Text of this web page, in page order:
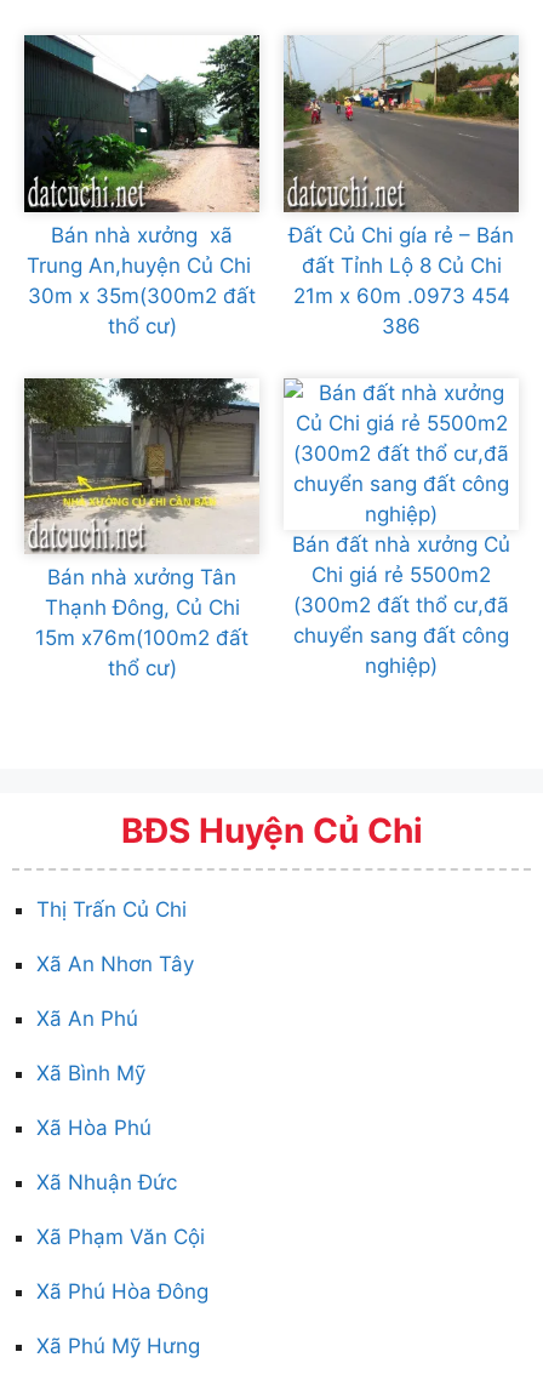
Bán nhà xưởng xã
Trung An,huyện Củ Chi
30m x 35m(300m2 đất
thổ cư)
Đất Củ Chi gía rẻ – Bán
đất Tỉnh Lộ 8 Củ Chi
21m x 60m .0973 454
386
Bán nhà xưởng Tân
Thạnh Đông, Củ Chi
15m x76m(100m2 đất
thổ cư)
Bán đất nhà xưởng Củ
Chi giá rẻ 5500m2
(300m2 đất thổ cư,đã
chuyển sang đất công
nghiệp)
BĐS Huyện Củ Chi
Thị Trấn Củ Chi
Xã An Nhơn Tây
Xã An Phú
Xã Bình Mỹ
Xã Hòa Phú
Xã Nhuận Đức
Xã Phạm Văn Cội
Xã Phú Hòa Đông
Xã Phú Mỹ Hưng